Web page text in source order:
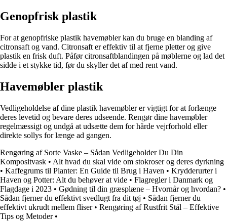
Genopfrisk plastik
For at genopfriske plastik havemøbler kan du bruge en blanding af
citronsaft og vand. Citronsaft er effektiv til at fjerne pletter og give
plastik en frisk duft. Påfør citronsaftblandingen på møblerne og lad det
sidde i et stykke tid, før du skyller det af med rent vand.
Havemøbler plastik
Vedligeholdelse af dine plastik havemøbler er vigtigt for at forlænge
deres levetid og bevare deres udseende. Rengør dine havemøbler
regelmæssigt og undgå at udsætte dem for hårde vejrforhold eller
direkte sollys for længe ad gangen.
Rengøring af Sorte Vaske – Sådan Vedligeholder Du Din
Kompositvask • Alt hvad du skal vide om stokroser og deres dyrkning
• Kaffegrums til Planter: En Guide til Brug i Haven • Krydderurter i
Haven og Potter: Alt du behøver at vide • Flagregler i Danmark og
Flagdage i 2023 • Gødning til din græsplæne – Hvornår og hvordan? •
Sådan fjerner du effektivt svedlugt fra dit tøj • Sådan fjerner du
effektivt ukrudt mellem fliser• Rengøring af Rustfrit Stål – Effektive
Tips og Metoder•